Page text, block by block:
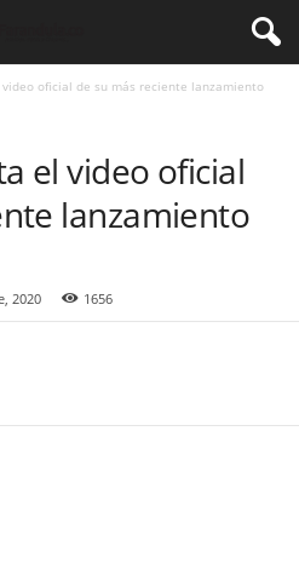
video oficial de su más reciente lanzamiento
el video oficial
lanzamiento
2020 1656